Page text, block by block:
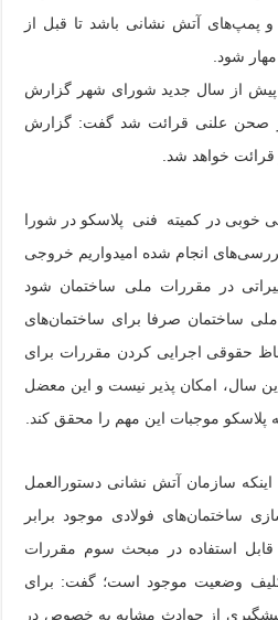
و پمپ‌های آتش نشانی باشد تا قبل از
شود.
پیش از سال جدید شورای شهر گزارش
در صحن علنی قرائت شد گفت: گزارش
خواهد شد.
خوبی در کمیته فنی پلاسکو در شورا
انجام شده امیدواریم خروجی‌
در مقررات ملی ساختمان شود
ساختمان صرفا برای ساختمان‌های
به لحاظ حقوقی اجرایی کردن مقررات برای
سال، امکان پذیر نیست و این معضل
پلاسکو موجبات این مهم را محقق کند.
اینکه سازمان آتش نشانی دستورالعمل
ساختمان‌های فولادی موجود برابر
استفاده در مبحث سوم مقررات
وضعیت موجود است؛ گفت: برای
از حوادث مشابه به خصوص در